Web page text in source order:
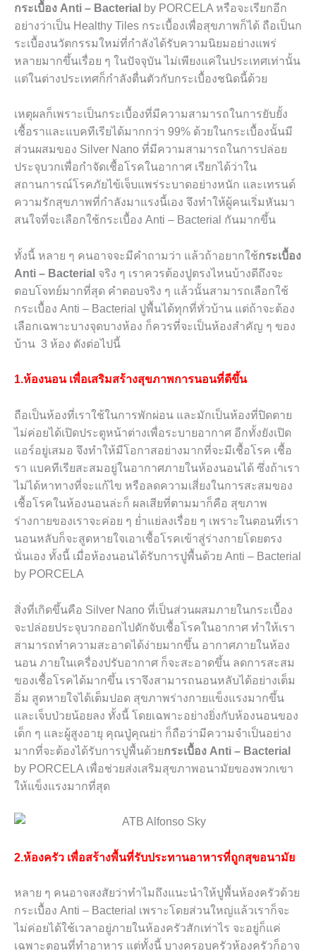
กระเบื้อง Anti – Bacterial by PORCELA หรือจะเรียกอีก
อย่างว่าเป็น Healthy Tiles กระเบื้องเพื่อสุขภาพก็ได้ ถือเป็นก
ระเบื้องนวัตกรรมใหม่ที่กำลังได้รับความนิยมอย่างแพร่
หลายมากขึ้นเรื่อย ๆ ในปัจจุบัน ไม่เพียงแค่ในประเทศเท่านั้น
แต่ในต่างประเทศก็กำลังตื่นตัวกับกระเบื้องชนิดนี้ด้วย
เหตุผลก็เพราะเป็นกระเบื้องที่มีความสามารถในการยับยั้ง
เชื้อราและแบคทีเรียได้มากกว่า 99% ด้วยในกระเบื้องนั้นมี
ส่วนผสมของ Silver Nano ที่มีความสามารถในการปล่อย
ประจุบวกเพื่อกำจัดเชื้อโรคในอากาศ เรียกได้ว่าใน
สถานการณ์โรคภัยไข้เจ็บแพร่ระบาดอย่างหนัก และเทรนด์
ความรักสุขภาพที่กำลังมาแรงนี้เอง จึงทำให้ผู้คนเริ่มหันมา
สนใจที่จะเลือกใช้กระเบื้อง Anti – Bacterial กันมากขึ้น
ทั้งนี้ หลาย ๆ คนอาจจะมีคำถามว่า แล้วถ้าอยากใช้กระเบื้อง
Anti – Bacterial จริง ๆ เราควรต้องปูตรงไหนบ้างดีถึงจะ
ตอบโจทย์มากที่สุด คำตอบจริง ๆ แล้วนั้นสามารถเลือกใช้
กระเบื้อง Anti – Bacterial ปูพื้นได้ทุกที่ทั่วบ้าน แต่ถ้าจะต้อง
เลือกเฉพาะบางจุดบางห้อง ก็ควรที่จะเป็นห้องสำคัญ ๆ ของ
บ้าน 3 ห้อง ดังต่อไปนี้
1.ห้องนอน เพื่อเสริมสร้างสุขภาพการนอนที่ดีขึ้น
ถือเป็นห้องที่เราใช้ในการพักผ่อน และมักเป็นห้องที่ปิดตาย
ไม่ค่อยได้เปิดประตูหน้าต่างเพื่อระบายอากาศ อีกทั้งยังเปิด
แอร์อยู่เสมอ จึงทำให้มีโอกาสอย่างมากที่จะมีเชื้อโรค เชื้อ
รา แบคทีเรียสะสมอยู่ในอากาศภายในห้องนอนได้ ซึ่งถ้าเรา
ไม่ได้หาทางที่จะแก้ไข หรือลดความเสี่ยงในการสะสมของ
เชื้อโรคในห้องนอนล่ะก็ ผลเสียที่ตามมาก็คือ สุขภาพ
ร่างกายของเราจะค่อย ๆ ย่ำแย่ลงเรื่อย ๆ เพราะในตอนที่เรา
นอนหลับก็จะสูดหายใจเอาเชื้อโรคเข้าสู่ร่างกายโดยตรง
นั่นเอง ทั้งนี้ เมื่อห้องนอนได้รับการปูพื้นด้วย Anti – Bacterial
by PORCELA
สิ่งที่เกิดขึ้นคือ Silver Nano ที่เป็นส่วนผสมภายในกระเบื้อง
จะปล่อยประจุบวกออกไปดักจับเชื้อโรคในอากาศ ทำให้เรา
สามารถทำความสะอาดได้ง่ายมากขึ้น อากาศภายในห้อง
นอน ภายในเครื่องปรับอากาศ ก็จะสะอาดขึ้น ลดการสะสม
ของเชื้อโรคได้มากขึ้น เราจึงสามารถนอนหลับได้อย่างเต็ม
อิ่ม สูดหายใจได้เต็มปอด สุขภาพร่างกายแข็งแรงมากขึ้น
และเจ็บป่วยน้อยลง ทั้งนี้ โดยเฉพาะอย่างยิ่งกับห้องนอนของ
เด็ก ๆ และผู้สูงอายุ คุณปู่คุณย่า ก็ถือว่ามีความจำเป็นอย่าง
มากที่จะต้องได้รับการปูพื้นด้วยกระเบื้อง Anti – Bacterial
by PORCELA เพื่อช่วยส่งเสริมสุขภาพอนามัยของพวกเขา
ให้แข็งแรงมากที่สุด
2.ห้องครัว เพื่อสร้างพื้นที่รับประทานอาหารที่ถูกสุขอนามัย
หลาย ๆ คนอาจสงสัยว่าทำไมถึงแนะนำให้ปูพื้นห้องครัวด้วย
กระเบื้อง Anti – Bacterial เพราะโดยส่วนใหญ่แล้วเราก็จะ
ไม่ค่อยได้ใช้เวลาอยู่ภายในห้องครัวสักเท่าไร จะอยู่ก็แค่
เฉพาะตอนที่ทำอาหาร แต่ทั้งนี้ บางครอบครัวห้องครัวก็อาจ